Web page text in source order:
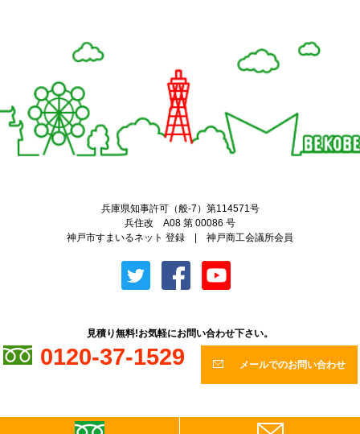
兵庫県知事許可（般-7）第114571号
兵住改 A08 第 00086 号
神戸市すまいるネット 登録 | 神戸商工会議所会員
見積り無料!お気軽にお問い合わせ下さい。
0120-37-1529 メールでのお問い合わせ